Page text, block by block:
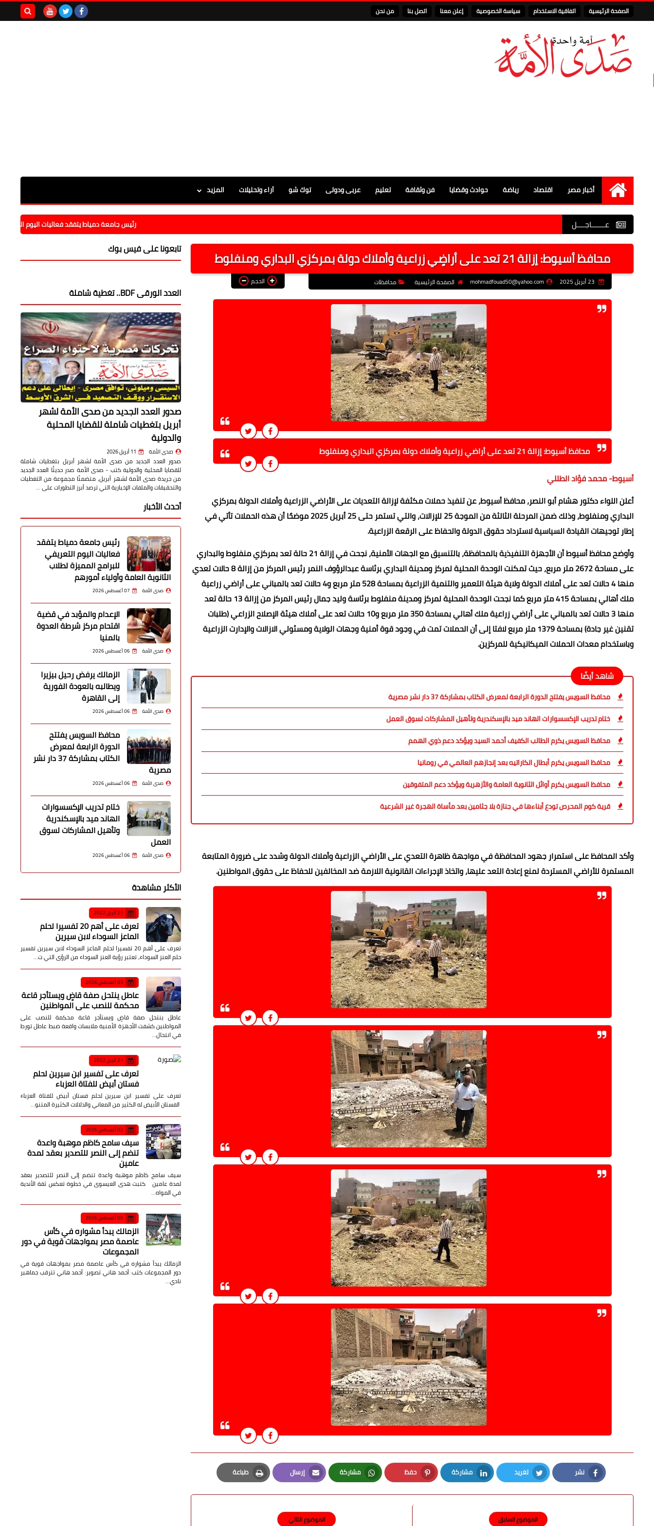
الصفحة الرئيسية اتفاقية الاستخدام سياسة الخصوصية إعلن معنا اتصل بنا من نحن
الرئيسية
أخبار مصر اقتصاد رياضة حوادث وقضايا فن وثقافة تعليم عربى ودولى توك شو آراء وتحليلات المزيد
عـــــــاجــــل رئيس جامعة دمياط يتفقد فعاليات اليوم التعريفي للبرامج
محافظ أسيوط: إزالة 21 تعد على أراضٍي زراعية وأملاك دولة بمركزي البداري ومنفلوط
mohmadfouad50@yahoo.com الصفحة الرئيسية محافظات الحجم
محافظ أسيوط: إزالة 21 تعد على أراضي زراعية وأملاك دولة بمركزي البداري ومنفلوط
أسيوط- محمد فؤاد الطللي
أعلن اللواء دكتور هشام أبو النصر، محافظ أسيوط، عن تنفيذ حملات مكثفة لإزالة التعديات على الأراضي الزراعية وأملاك الدولة بمركزي
البداري ومنفلوط، وذلك ضمن المرحلة الثالثة من الموجة 25 للإزالات، والتي تستمر حتى 25 أبريل 2025 موضحًا أن هذه الحملات تأتي في
إطار توجيهات القيادة السياسية لاسترداد حقوق الدولة والحفاظ على الرقعة الزراعية.
وأوضح محافظ أسيوط أن الأجهزة التنفيذية بالمحافظة، بالتنسيق مع الجهات الأمنية، نجحت في إزالة 21 حالة تعد بمركزي منفلوط والبداري
على مساحة 2672 متر مربع، حيث تمكنت الوحدة المحلية لمركز ومدينة البداري برئاسة عبدالرؤوف النمر رئيس المركز من إزالة 8 حالات تعدي
منها 4 حالات تعد على أملاك الدولة ولاية هيئة التعمير والتنمية الزراعية بمساحة 528 متر مربع و4 حالات تعد بالمباني على أراضي زراعية
ملك أهالي بمساحة 415 متر مربع كما نجحت الوحدة المحلية لمركز ومدينة منفلوط برئاسة وليد جمال رئيس المركز من إزالة 13 حالة تعد
منها 3 حالات تعد بالمباني على أراضي زراعية ملك أهالي بمساحة 350 متر مربع و10 حالات تعد على أملاك هيئة الإصلاح الزراعي (طلبات
تقنين غير جادة) بمساحة 1379 متر مربع لافتا إلى أن الحملات تمت في وجود قوة أمنية وجهات الولاية ومسئولي الازالات والإدارت الزراعية
وباستخدام معدات الحملات الميكانيكية للمركزين.
شاهد أيضًا
محافظ السويس يفتتح الدورة الرابعة لمعرض الكتاب بمشاركة 37 دار نشر مصرية
ختام تدريب الإكسسوارات الهاند ميد بالإسكندرية وتأهيل المشاركات لسوق العمل
محافظ السويس يكرم الطالب الكفيف أحمد السيد ويؤكد دعم ذوي الهمم
محافظ السويس يكرم أبطال الكاراتيه بعد إنجازهم العالمي في رومانيا
محافظ السويس يكرم أوائل الثانوية العامة والأزهرية ويؤكد دعم المتفوقين
قرية كوم المحرص تودع أبناءها في جنازة بلا جثامين بعد مأساة الهجرة غير الشرعية
وأكد المحافظ على استمرار جهود المحافظة في مواجهة ظاهرة التعدي على الأراضي الزراعية وأملاك الدولة وشدد على ضرورة المتابعة
المستمرة للأراضي المستردة لمنع إعادة التعد عليها، واتخاذ الإجراءات القانونية اللازمة ضد المخالفين للحفاظ على حقوق المواطنين.
نشر
Facebook
تغريد
Twitter
مشاركة
LinkedIn
حفظ
Pinterest
مشاركة
Whatsapp
إرسال
Email
طباعة
Print
الموضوع التالي الموضوع السابق
تابعونا على فيس بوك
العدد الورقى BDF.. تغطية شاملة
صدور العدد الجديد من صدى الأمة لشهر
أبريل بتغطيات شاملة للقضايا المحلية
والدولية
صدى الأمة 11 أبريل 2026
صدور العدد الجديد من صدى الأمة لشهر أبريل بتغطيات شاملة
للقضايا المحلية والدولية كتب - صدى الأمة صدر حديثًا العدد الجديد
من جريدة صدى الأمة لشهر أبريل، متضمنًا مجموعة من التغطيات
والتحقيقات والملفات الإخبارية التي ترصد أبرز التطورات على …
أحدث الأخبار
رئيس جامعة دمياط يتفقد
فعاليات اليوم التعريفي
للبرامج المميزة لطلاب
الثانوية العامة وأولياء أمورهم
صدى الأمة 07 أغسطس 2026
الإعدام والمؤبد في قضية
اقتحام مركز شرطة العدوة
بالمنيا
صدى الأمة 06 أغسطس 2026
الزمالك يرفض رحيل بيزيرا
ويطالبه بالعودة الفورية
إلى القاهرة
صدى الأمة 06 أغسطس 2026
محافظ السويس يفتتح
الدورة الرابعة لمعرض
الكتاب بمشاركة 37 دار نشر
مصرية
صدى الأمة 06 أغسطس 2026
ختام تدريب الإكسسوارات
الهاند ميد بالإسكندرية
وتأهيل المشاركات لسوق
العمل
صدى الأمة 06 أغسطس 2026
الأكثر مشاهدة
21 أبريل 2022
تعرف على أهم 20 تفسيرا لحلم
الماعز السوداء لابن سيرين
تعرف على أهم 20 تفسيرا لحلم الماعز السوداء لابن سيرين تفسير
حلم العنز السوداء، تعتبر رؤية العنز السوداء من الرؤى التي ت…
03 أغسطس 2026
عاطل ينتحل صفة قاضٍ ويستأجر قاعة
محكمة للنصب على المواطنين
عاطل ينتحل صفة قاضٍ ويستأجر قاعة محكمة للنصب على
المواطنين كشفت الأجهزة الأمنية ملابسات واقعة ضبط عاطل تورط
في انتحال…
21 أبريل 2022
تعرف على تفسير ابن سيرين لحلم
فستان أبيض للفتاة العزباء
تعرف على تفسير ابن سيرين لحلم فستان أبيض للفتاة العزباء
الفستان الأبيض له الكثير من المعاني والدلالات الكثيرة المتنو…
02 أغسطس 2026
سيف سامح كاظم موهبة واعدة
تنضم إلى النصر للتصدير بعقد لمدة
عامين
سيف سامح كاظم موهبة واعدة تنضم إلى النصر للتصدير بعقد
لمدة عامين كتبت هدى العيسوى في خطوة تعكس ثقة الأندية
في المواه…
05 أغسطس 2026
الزمالك يبدأ مشواره في كأس
عاصمة مصر بمواجهات قوية في دور
المجموعات
الزمالك يبدأ مشواره في كأس عاصمة مصر بمواجهات قوية في
دور المجموعات كتب: أحمد هاني تصوير: أحمد هاني تترقب جماهير
نادي…